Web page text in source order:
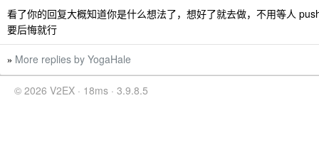
看了你的回复大概知道你是什么想法了，想好了就去做，不用等人
要后悔就行
» More replies by YogaHale
© 2026 V2EX · 18ms · 3.9.8.5